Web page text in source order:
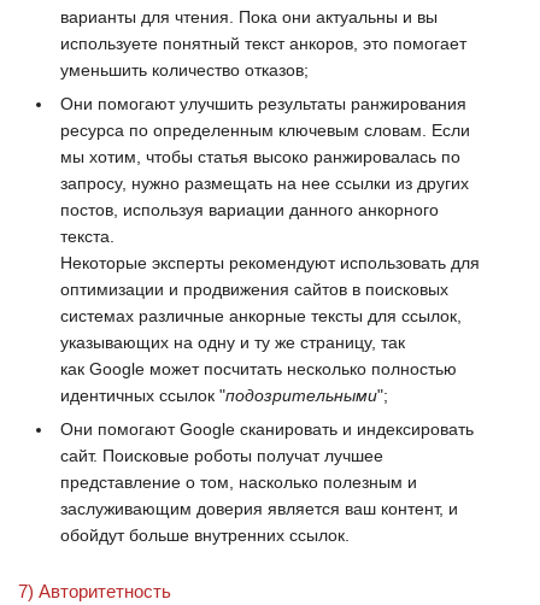
варианты для чтения. Пока они актуальны и вы
используете понятный текст анкоров, это помогает
уменьшить количество отказов;
Они помогают улучшить результаты ранжирования
ресурса по определенным ключевым словам. Если
мы хотим, чтобы статья высоко ранжировалась по
запросу, нужно размещать на нее ссылки из других
постов, используя вариации данного анкорного
текста.
Некоторые эксперты рекомендуют использовать для
оптимизации и продвижения сайтов в поисковых
системах различные анкорные тексты для ссылок,
указывающих на одну и ту же страницу, так
как Google может посчитать несколько полностью
идентичных ссылок "подозрительными";
Они помогаютGoogle сканировать и индексировать
сайт. Поисковые роботы получат лучшее
представление о том, насколько полезным и
заслуживающим доверия является ваш контент, и
обойдут больше внутренних ссылок.
7) Авторитетность